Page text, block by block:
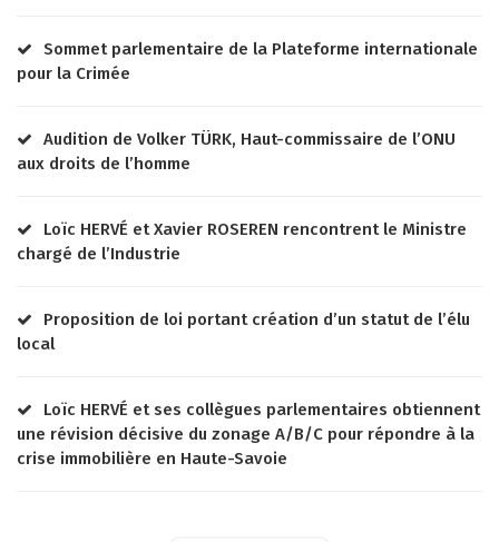
Sommet parlementaire de la Plateforme internationale
pour la Crimée
Audition de Volker TÜRK, Haut-commissaire de l’ONU
aux droits de l’homme
Loïc HERVÉ et Xavier ROSEREN rencontrent le Ministre
chargé de l’Industrie
Proposition de loi portant création d’un statut de l’élu
local
Loïc HERVÉ et ses collègues parlementaires obtiennent
une révision décisive du zonage A/B/C pour répondre à la
crise immobilière en Haute-Savoie